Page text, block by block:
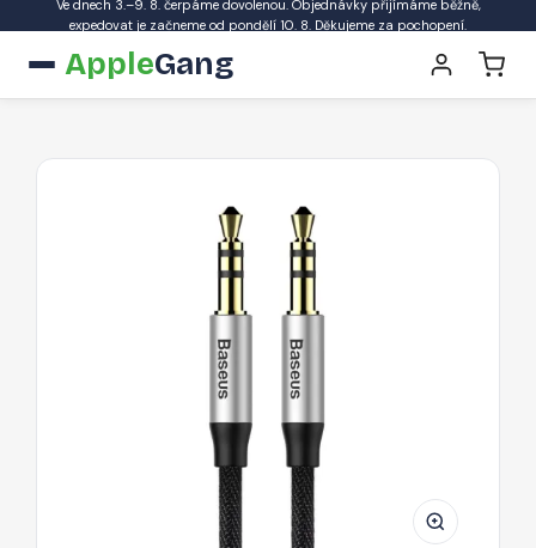
Ve dnech 3.–9. 8. čerpáme dovolenou. Objednávky přijímáme běžně,
expedovat je začneme od pondělí 10. 8. Děkujeme za pochopení.
AppleGang
BASEUS
CAM30-
BS1
Kabel
audio